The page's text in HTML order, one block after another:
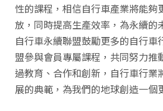
性的課程，相信自行車產業將能夠
放，同時提高生產效率，為永續的
自行車永續聯盟鼓勵更多的自行車
盟參與會員專屬課程，共同努力推
過教育、合作和創新，自行車行業
展的典範，為我們的地球創造一個